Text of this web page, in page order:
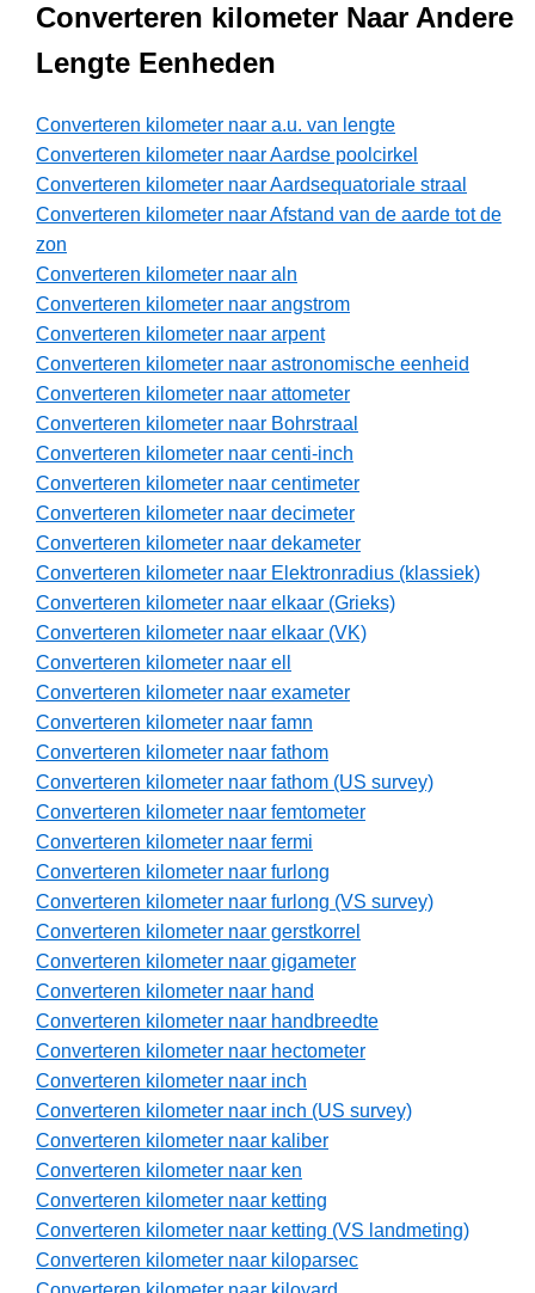
Converteren kilometer Naar Andere
Lengte Eenheden
Converteren kilometer naar a.u. van lengte
Converteren kilometer naar Aardse poolcirkel
Converteren kilometer naar Aardsequatoriale straal
Converteren kilometer naar Afstand van de aarde tot de
zon
Converteren kilometer naar aln
Converteren kilometer naar angstrom
Converteren kilometer naar arpent
Converteren kilometer naar astronomische eenheid
Converteren kilometer naar attometer
Converteren kilometer naar Bohrstraal
Converteren kilometer naar centi-inch
Converteren kilometer naar centimeter
Converteren kilometer naar decimeter
Converteren kilometer naar dekameter
Converteren kilometer naar Elektronradius (klassiek)
Converteren kilometer naar elkaar (Grieks)
Converteren kilometer naar elkaar (VK)
Converteren kilometer naar ell
Converteren kilometer naar exameter
Converteren kilometer naar famn
Converteren kilometer naar fathom
Converteren kilometer naar fathom (US survey)
Converteren kilometer naar femtometer
Converteren kilometer naar fermi
Converteren kilometer naar furlong
Converteren kilometer naar furlong (VS survey)
Converteren kilometer naar gerstkorrel
Converteren kilometer naar gigameter
Converteren kilometer naar hand
Converteren kilometer naar handbreedte
Converteren kilometer naar hectometer
Converteren kilometer naar inch
Converteren kilometer naar inch (US survey)
Converteren kilometer naar kaliber
Converteren kilometer naar ken
Converteren kilometer naar ketting
Converteren kilometer naar ketting (VS landmeting)
Converteren kilometer naar kiloparsec